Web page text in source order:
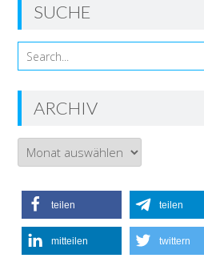
SUCHE
ARCHIV
Archiv
teilen teilen
mitteilen twittern